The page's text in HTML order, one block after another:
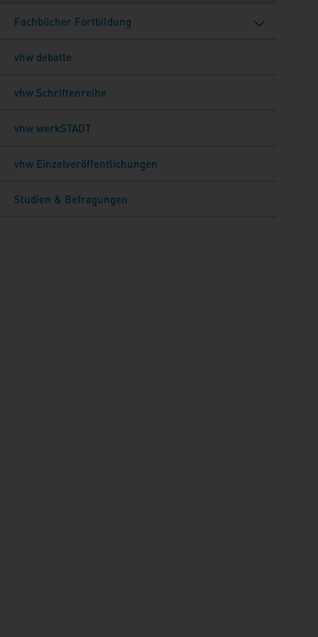
Fachbücher Fortbildung
vhw debatte
vhw Schriftenreihe
vhw werkSTADT
vhw Einzelveröffentlichungen
Studien & Befragungen